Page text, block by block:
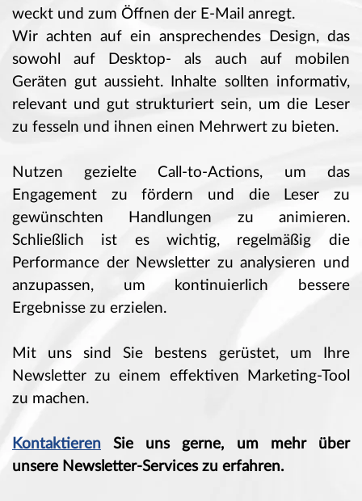
weckt und zum Öffnen der E-Mail anregt.
Wir achten auf ein ansprechendes Design, das
sowohl auf Desktop- als auch auf mobilen
Geräten gut aussieht. Inhalte sollten informativ,
relevant und gut strukturiert sein, um die Leser
zu fesseln und ihnen einen Mehrwert zu bieten.
Nutzen gezielte Call-to-Actions, um das
Engagement zu fördern und die Leser zu
gewünschten Handlungen zu animieren.
Schließlich ist es wichtig, regelmäßig die
Performance der Newsletter zu analysieren und
anzupassen, um kontinuierlich bessere
Ergebnisse zu erzielen.
Mit uns sind Sie bestens gerüstet, um Ihre
Newsletter zu einem effektiven Marketing-Tool
zu machen.
Kontaktieren Sie uns gerne, um mehr über
unsere Newsletter-Services zu erfahren.